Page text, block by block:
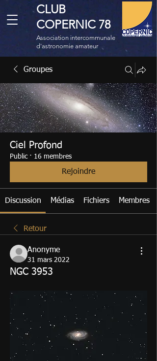
CLUB
COPERNIC 78
Association intercommunale
d'astronomie amateur
Groupes
Ciel Profond
Public · 16 membres
Rejoindre
Discussion Médias Fichiers Membres
Retour
Anonyme
31 mars 2022
NGC 3953